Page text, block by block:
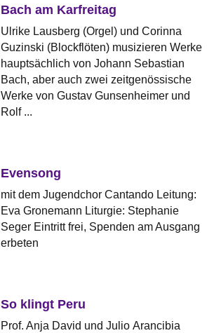
Bach am Karfreitag
Ulrike Lausberg (Orgel) und Corinna
Guzinski (Blockflöten) musizieren Werke
hauptsächlich von Johann Sebastian
Bach, aber auch zwei zeitgenössische
Werke von Gustav Gunsenheimer und
Rolf ...
Evensong
mit dem Jugendchor Cantando Leitung:
Eva Gronemann Liturgie: Stephanie
Seger Eintritt frei, Spenden am Ausgang
erbeten
So klingt Peru
Prof. Anja David und Julio Arancibia